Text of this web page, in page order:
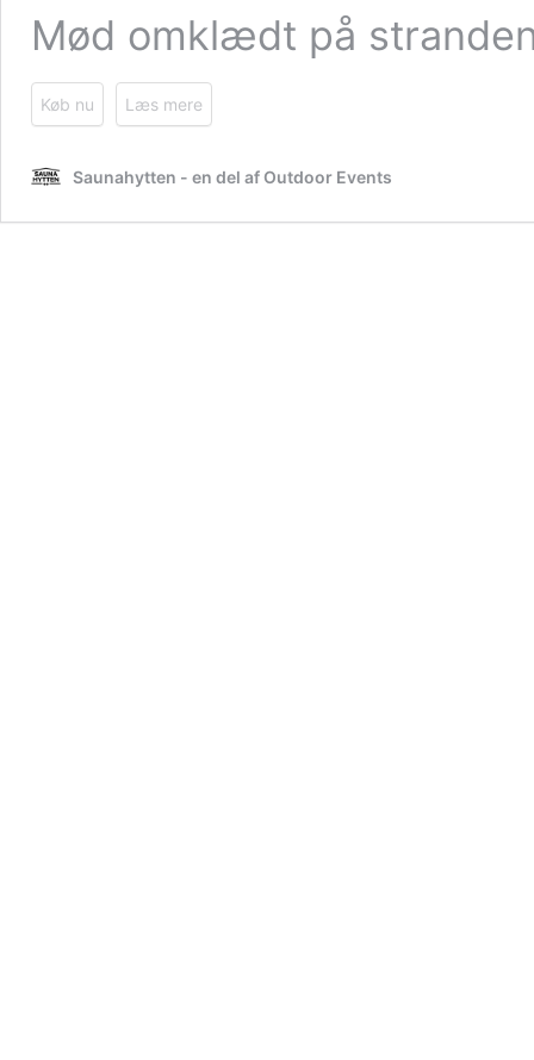
Mød omklædt på
Køb nu Læs mere
Saunahytten - en del af Outdoor Events